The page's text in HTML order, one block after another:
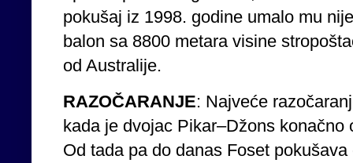
pokušaj iz 1998. godine umalo mu
balon sa 8800 metara visine
od Australije.
RAZOČARANJE: Najveće
kada je dvojac Pikar–Džons
Od tada pa do danas Foset